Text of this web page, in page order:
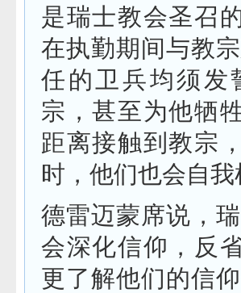
是瑞士教会圣召
在执勤期间与教
任的卫兵均须发
宗，甚至为他牺
距离接触到教宗
时，他们也会自
德雷迈蒙席说，
会深化信仰，反
更了解他们的信